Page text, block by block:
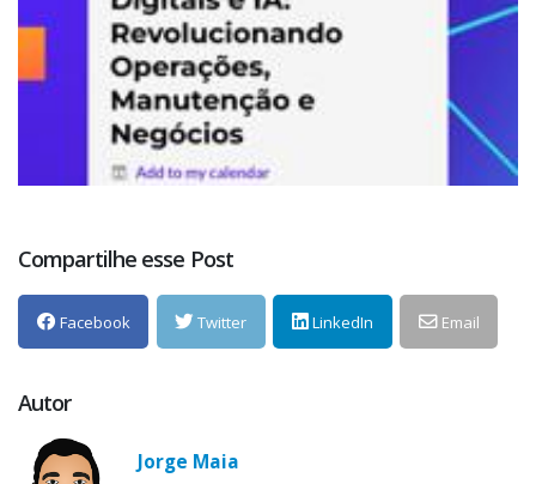
Compartilhe esse Post
Facebook Twitter LinkedIn Email
Autor
Jorge Maia